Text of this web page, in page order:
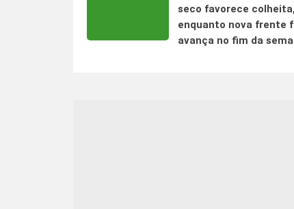
seco favorece colheita,
enquanto nova frente
avança no fim da